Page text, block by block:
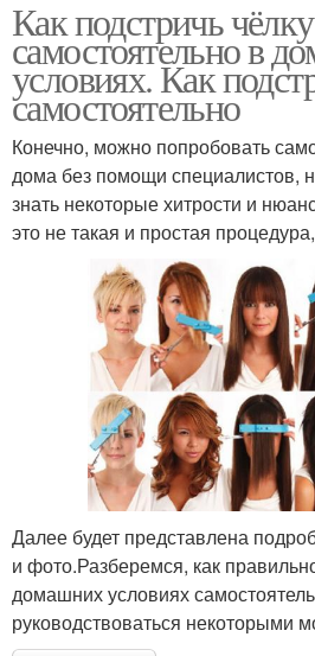
Как подстричь чёлку
самостоятельно в
условиях. Как
самостоятельно
Конечно, можно попробовать
дома без помощи специалистов,
знать некоторые хитрости и
это не такая и простая
Далее будет представлена
и фото.Разберемся, как
домашних условиях
руководствоваться некоторыми